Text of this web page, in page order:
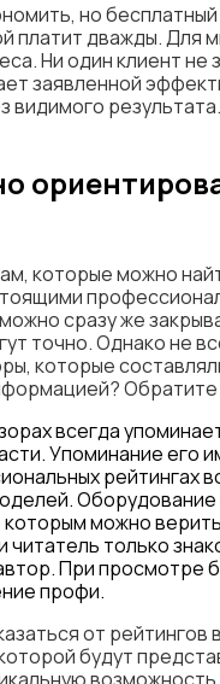
но
платит дважды. Для
Ни один клиент
заявленной
видимого результата.
которые можно
сразу же
точно. Однако не
которые
всегда
Упоминание его
рейтингах
можно
читатель только
При просмотре
профи.
от рейтингов
будут